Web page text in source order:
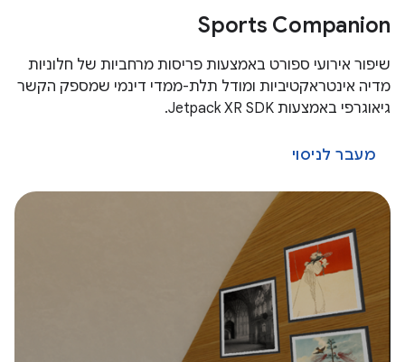
Sports Companion
שיפור אירועי ספורט באמצעות פריסות מרחביות של חלוניות
מדיה אינטראקטיביות ומודל תלת-ממדי דינמי שמספק הקשר
גיאוגרפי באמצעות Jetpack XR SDK.
מעבר לניסוי